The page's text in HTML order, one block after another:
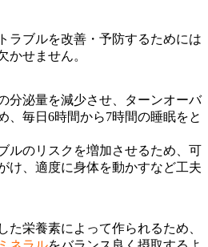
ラブルを改善・予防するためには
かせません。
分泌量を減少させ、ターンオーバ
、毎日6時間から7時間の睡眠をと
ルのリスクを増加させるため、可
け、適度に身体を動かすなど工夫
た栄養素によって作られるため、